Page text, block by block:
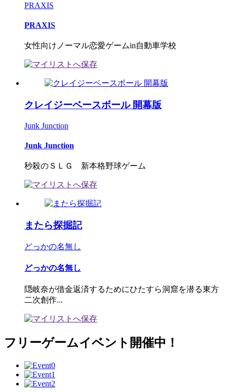
PRAXIS
PRAXIS
女性向けノーマル恋愛ゲームin自動車学校
クレイジーベースボール 開幕版
Junk Junction
Junk Junction
秒殺のＳＬＧ 新本格野球ゲーム
またら探掘記
どっかの名無し
どっかの名無し
隠岐奈が借金返済するためにひたすら洞窟を潜る東方
二次創作...
フリーゲームイベント開催中！